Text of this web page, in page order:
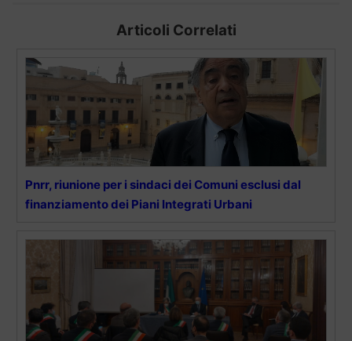
Articoli Correlati
Pnrr, riunione per i sindaci dei Comuni esclusi dal
finanziamento dei Piani Integrati Urbani